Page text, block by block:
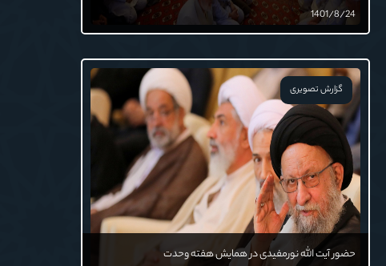
1401/8/24
گزارش تصویری
حضور آیت الله نورمفیدی در همایش هفته وحدت